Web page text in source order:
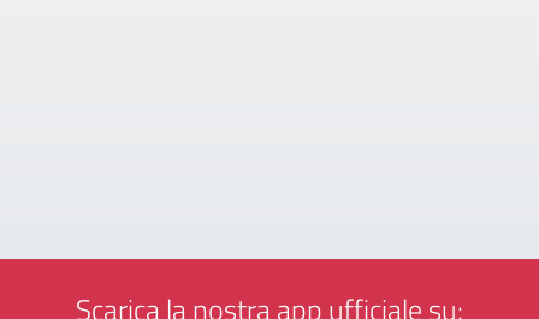
Scarica la nostra app ufficiale su: